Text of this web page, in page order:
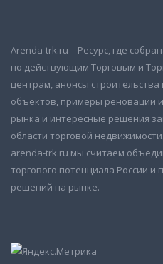
Arenda-trk.ru – Ресурс, где
по действующим Торговым и
центрам, анонсы
объектов, примеры реновации
рынка и интересные решения
области торговой
arenda-trk.ru мы считаем
торгового потенциала России и
решений на рынке.